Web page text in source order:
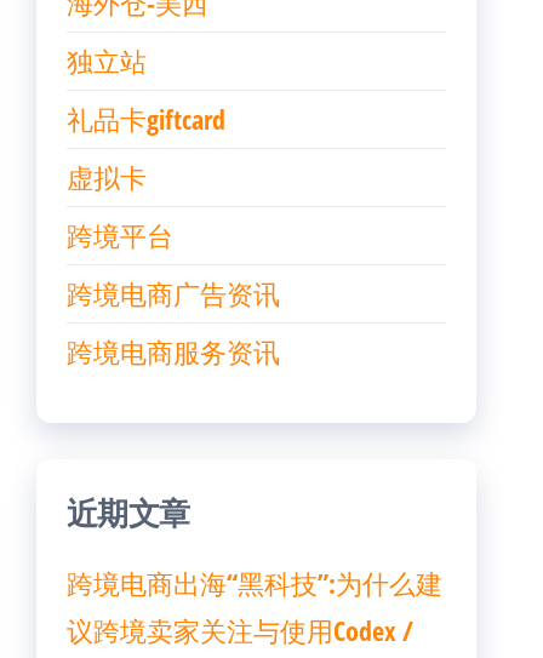
独立站
礼品卡giftcard
虚拟卡
跨境平台
跨境电商广告资讯
跨境电商服务资讯
近期文章
跨境电商出海“黑科技”:为什么建
议跨境卖家关注与使用Codex /